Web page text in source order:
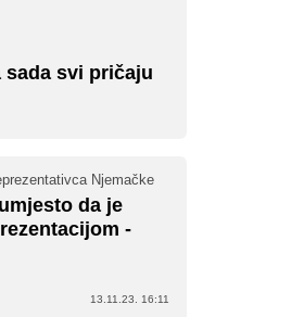
sada svi pričaju
Njemačke
da je
-
13.11.23. 16:11